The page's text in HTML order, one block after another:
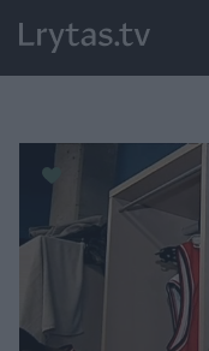
Paremkite Ukrainą